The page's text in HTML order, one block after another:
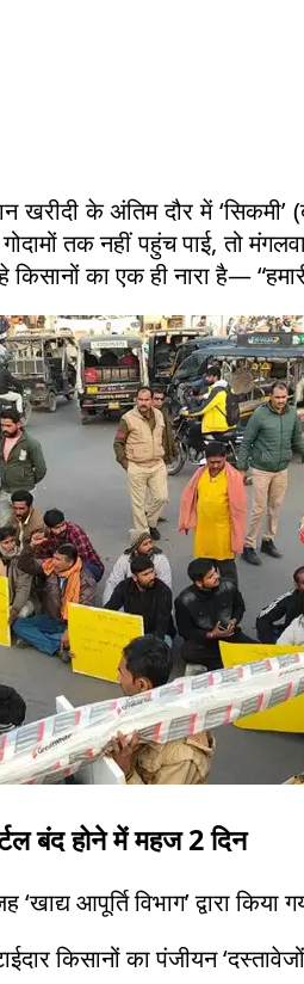
खरीदी के अंतिम दौर में
तक नहीं पहुंच पाई, तो
का एक ही नारा है—
बंद होने में महज 2 दिन
आपूर्ति विभाग’ द्वारा किया
किसानों का पंजीयन